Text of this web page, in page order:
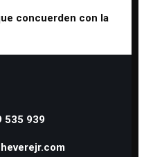
concuerden con la
535 939